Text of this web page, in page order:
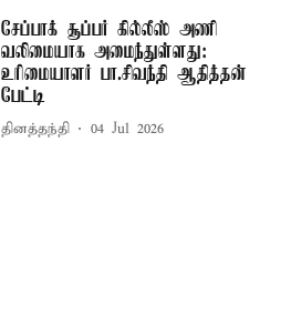
சேப்பாக் சூப்பர் கில்லீஸ் அணி
வலிமையாக அமைந்துள்ளது:
உரிமையாளர் பா.சிவந்தி ஆதித்தன்
பேட்டி
தினத்தந்தி 04 Jul 2026